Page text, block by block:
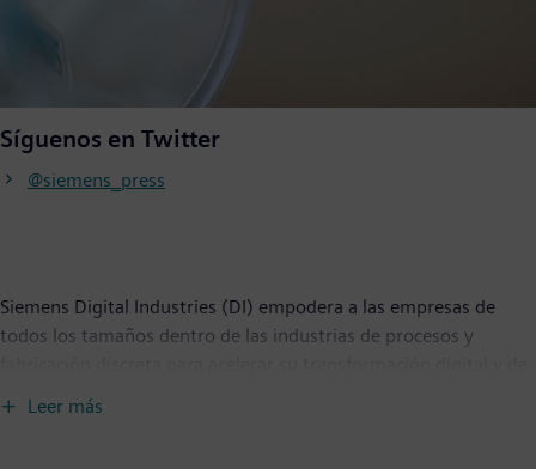
Síguenos en Twitter
@siemens_press
Siemens Digital Industries (DI) empodera a las empresas de
todos los tamaños dentro de las industrias de procesos y
sostenibilidad en toda la cadena de valor. La cartera de software
Leer más